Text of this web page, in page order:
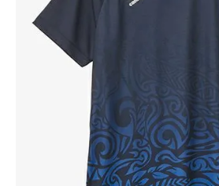
ブランドから選ぶ
SALE品はこちら
INFORMATIOM